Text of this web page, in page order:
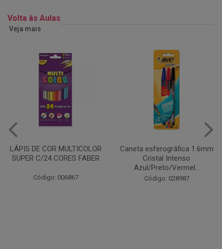
Volta às Aulas
Veja mais
Caneta esferográfica 1.6mm
Cristal Intenso
Código: 028987
COLA EM BASTÃO 40G - LEO
& LEO
Código: 028164